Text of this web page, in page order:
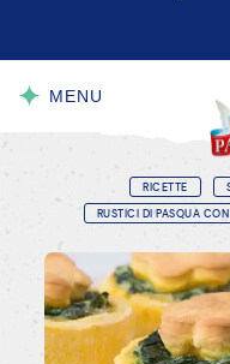
MENU
RICETTE
RUSTICI DI PASQUA